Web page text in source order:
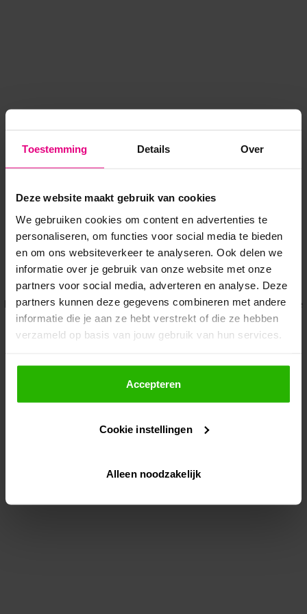
Toestemming Details Over
Deze website maakt gebruik van cookies
We gebruiken cookies om content en advertenties te
personaliseren, om functies voor social media te bieden
en om ons websiteverkeer te analyseren. Ook delen we
informatie over je gebruik van onze website met onze
partners voor social media, adverteren en analyse. Deze
partners kunnen deze gegevens combineren met andere
informatie die je aan ze hebt verstrekt of die ze hebben
verzameld op basis van jouw gebruik van hun services.
Als je op "Accepteer" klikt, dan geef je Voordeeluitjes.nl
toestemming om cookies voor social media en
gepersonaliseerde advertenties te plaatsen.
Lees hier meer over in onsprivacybeleid
Via "Cookie instellingen" kun je ook zelf instellen welke
Accepteren
Cookie instellingen
Alleen noodzakelijk
Application error: a client-side exception has occurred while
loadingwww.voordeeluitjes.nl (see the browser console for more
information).